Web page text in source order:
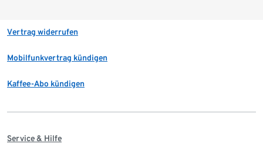
Vertrag widerrufen
Mobilfunkvertrag kündigen
Kaffee-Abo kündigen
Service & Hilfe